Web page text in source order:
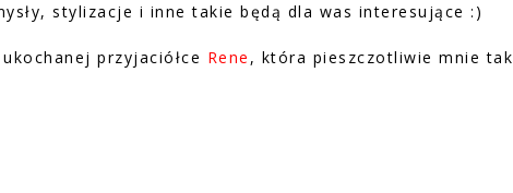
stylizacje i inne takie będą dla was interesujące :)
przyjaciółce Rene , która pieszczotliwie mnie tak